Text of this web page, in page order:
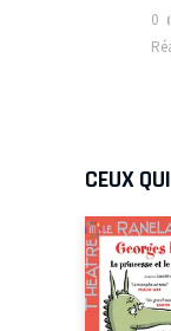
0
CEUX